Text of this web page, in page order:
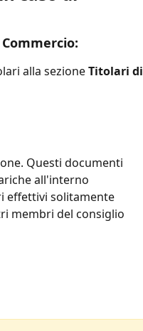
alla sezione Titolari di
Questi documenti
all'interno
effettivi solitamente
membri del consiglio